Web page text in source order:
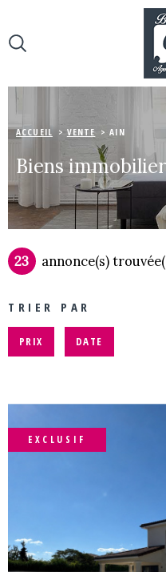
lamenu
contenu
ACCUEIL VENTE AIN
Biens
23 annonce(s)
TRIER PAR
PRIX DATE
EXCLUSIF